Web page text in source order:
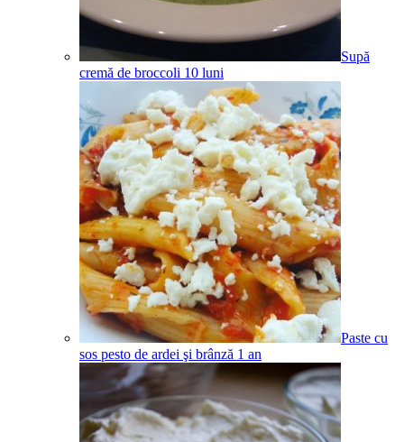
Supă
cremă de broccoli 10 luni
Paste cu
sos pesto de ardei şi brânză 1 an